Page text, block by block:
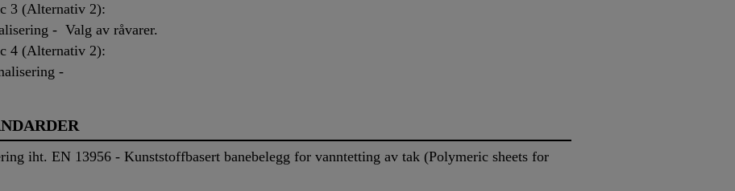
3 (Alternativ 2):
- Valg av råvarer.
4 (Alternativ 2):
-
iht. EN 13956 - Kunststoffbasert banebelegg for vanntetting av tak (Polymeric sheets for